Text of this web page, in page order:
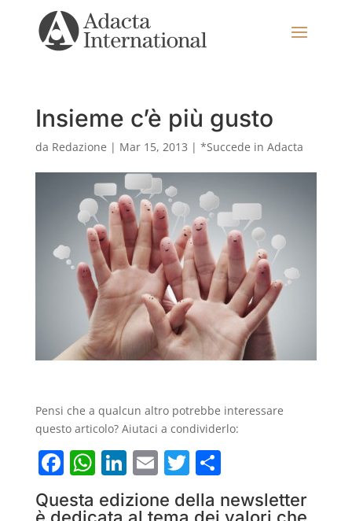
Insieme c’è più gusto
da Redazione | Mar 15, 2013 | *Succede in Adacta
Pensi che a qualcun altro potrebbe interessare
questo articolo? Aiutaci a condividerlo:
F
a
c
W
h
at
Li
n
k
E
m
ai
T
w
itt
C
o
n
Questa edizione della newsletter